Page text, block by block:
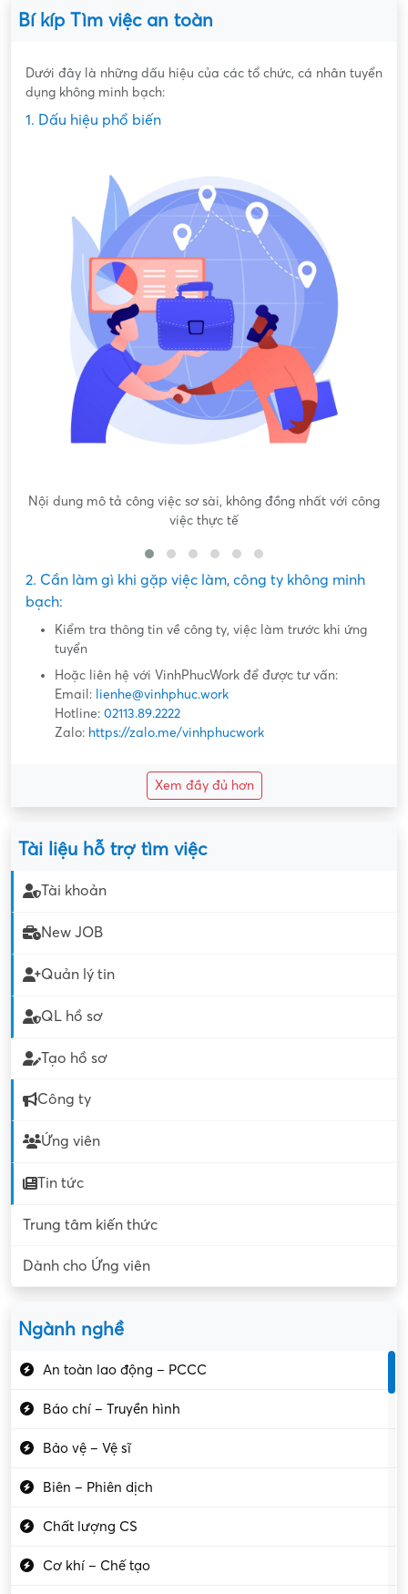
Bí kíp Tìm việc an toàn
Dưới đây là những dấu hiệu của các tổ chức, cá nhân tuyển
dụng không minh bạch:
1. Dấu hiệu phổ biến
Nội dung mô tả công việc sơ sài, không đồng nhất với công
việc thực tế
2. Cần làm gì khi gặp việc làm, công ty không minh
bạch:
Kiểm tra thông tin về công ty, việc làm trước khi ứng
tuyển
Hoặc liên hệ với VinhPhucWork để được tư vấn:
Email: lienhe@vinhphuc.work
Hotline: 02113.89.2222
Zalo: https://zalo.me/vinhphucwork
Xem đầy đủ hơn
Tài liệu hỗ trợ tìm việc
Tài khoản
New JOB
Quản lý tin
QL hồ sơ
Tạo hồ sơ
Công ty
Ứng viên
Tin tức
Trung tâm kiến thức
Dành cho Ứng viên
Ngành nghề
An toàn lao động – PCCC
Báo chí – Truyền hình
Bảo vệ – Vệ sĩ
Biên – Phiên dịch
Chất lượng CS
Cơ khí – Chế tạo